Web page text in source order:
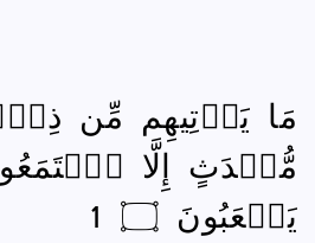
مَا يَأۡتِيهِم مِّن
مُّحۡدَثٍ إِلَّا
يَلۡعَبُونَ ۝ 1